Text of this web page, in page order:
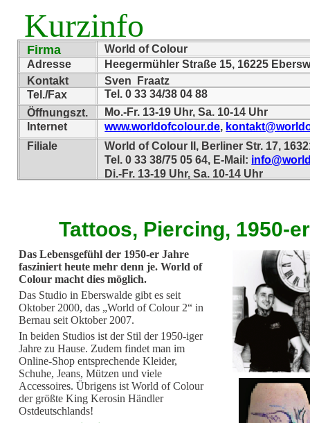
Das Lebensgefühl der 1950-er Jahre
fasziniert heute mehr denn je. World of
Colour macht dies möglich.
Das Studio in Eberswalde gibt es seit
Oktober 2000, das „World of Colour 2“ in
Bernau seit Oktober 2007.
In beiden Studios ist der Stil der 1950-iger
Jahre zu Hause. Zudem findet man im
Online-Shop entsprechende Kleider,
Schuhe, Jeans, Mützen und viele
Accessoires. Übrigens ist World of Colour
der größte King Kerosin Händler
Ostdeutschlands!
Tattoos, Piercing, 1950-
Kurzinfo
Firma
World of Colour
Adresse
Heegermühler Straße 15, 16225
Kontakt
Sven Fraatz
Tel./Fax
Tel. 0 33 34/38 04 88
Öffnungszt.
Mo.-Fr. 13-19 Uhr, Sa. 10-14 Uhr
Internet
www.worldofcolour.de,
Filiale
World of Colour II, Berliner Str. 17,
Tel. 0 33 38/75 05 64, E-Mail:
Di.-Fr. 13-19 Uhr, Sa. 10-14 Uhr